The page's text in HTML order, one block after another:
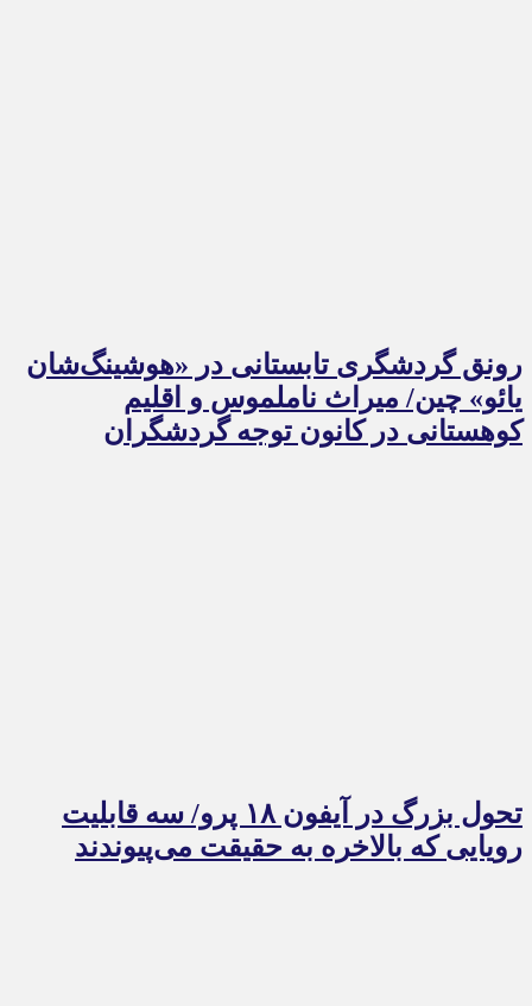
رونق گردشگری تابستانی در «هوشینگ‌شان
یائو» چین/ میراث ناملموس و اقلیم
کوهستانی در کانون توجه گردشگران
تحول بزرگ در آیفون ۱۸ پرو/ سه قابلیت
رویایی که بالاخره به حقیقت می‌پیوندند